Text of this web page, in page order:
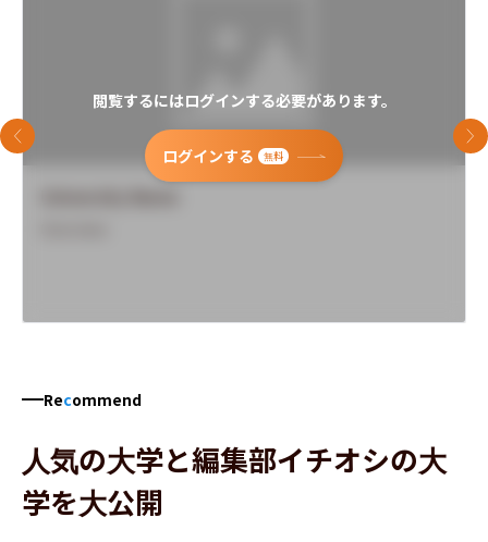
閲覧するにはログインする必要があります。
ログインする 無料
前のスライド 次
Recommend
人気の大学と編集部イチオシの大
学を大公開